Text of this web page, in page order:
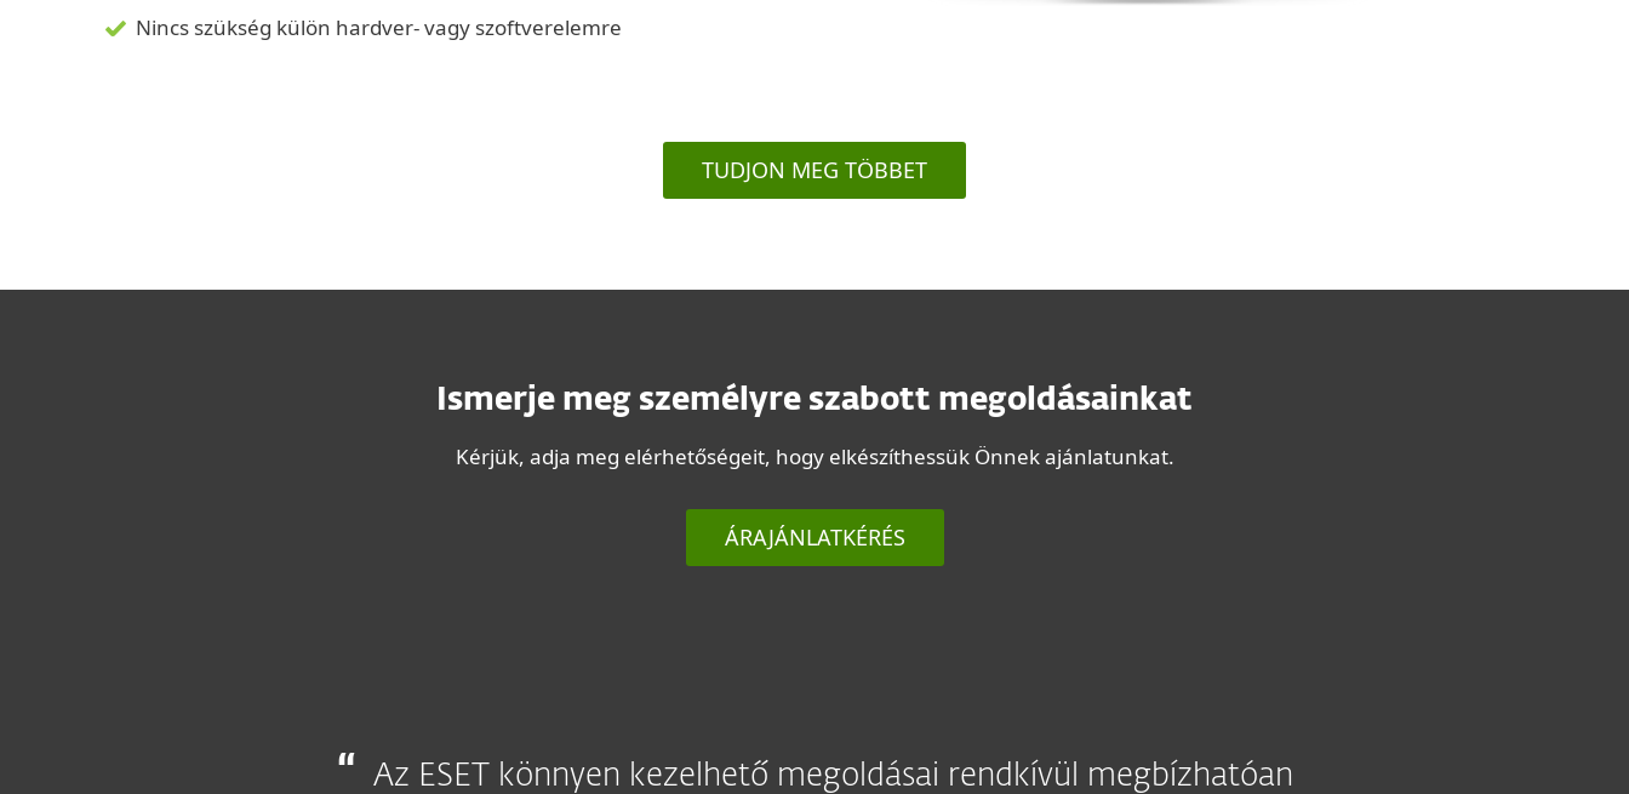
Nincs szükség külön hardver- vagy szoftverelemre
TUDJON MEG TÖBBET
Ismerje meg személyre szabott megoldásainkat
Kérjük, adja meg elérhetőségeit, hogy elkészíthessük Önnek ajánlatunkat.
ÁRAJÁNLATKÉRÉS
Az ESET könnyen kezelhető megoldásai rendkívül megbízhatóan